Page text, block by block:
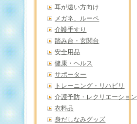
耳が遠い方向け
メガネ、ルーペ
介護手すり
踏み台・玄関台
安全用品
健康・ヘルス
サポーター
トレーニング・リハビリ
介護予防・レクリエーション
衣料品
身だしなみグッズ